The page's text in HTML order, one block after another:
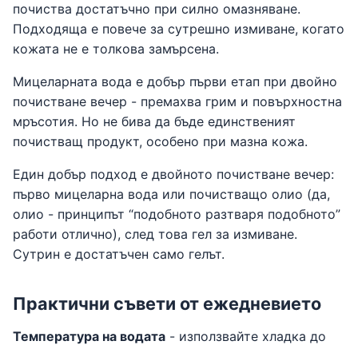
почиства достатъчно при силно омазняване.
Подходяща е повече за сутрешно измиване, когато
кожата не е толкова замърсена.
Мицеларната вода е добър първи етап при двойно
почистване вечер - премахва грим и повърхностна
мръсотия. Но не бива да бъде единственият
почистващ продукт, особено при мазна кожа.
Един добър подход е двойното почистване вечер:
първо мицеларна вода или почистващо олио (да,
олио - принципът “подобното разтваря подобното”
работи отлично), след това гел за измиване.
Сутрин е достатъчен само гелът.
Практични съвети от ежедневието
Температура на водата - използвайте хладка до